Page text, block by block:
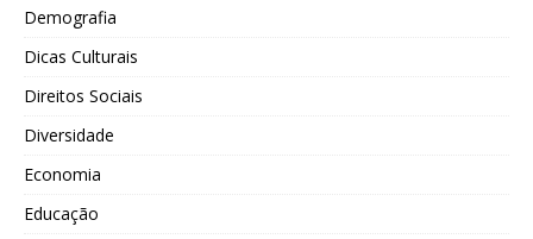
Demografia
Dicas Culturais
Direitos Sociais
Diversidade
Economia
Educação